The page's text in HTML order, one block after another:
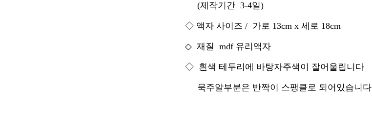
(제작기간 3-4일)
◇ 액자 사이즈 / 가로 13cm x 세로 18cm
◇ 재질 mdf 유리액자
◇ 흰색 테두리에 바탕자주색이 잘어울립니다
묵주알부분은 반짝이 스팽클로 되어있습니다